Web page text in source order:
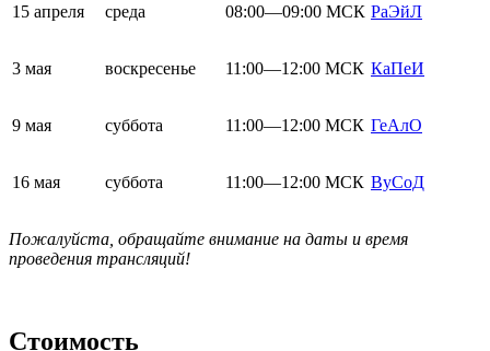
15 апреля среда 08:00—09:00 МСК РаЭйЛ
3 мая воскресенье 11:00—12:00 МСК КаПеИ
9 мая суббота 11:00—12:00 МСК ГеАлО
16 мая суббота 11:00—12:00 МСК ВуСоД
Пожалуйста, обращайте внимание на даты и время
проведения трансляций!
Стоимость